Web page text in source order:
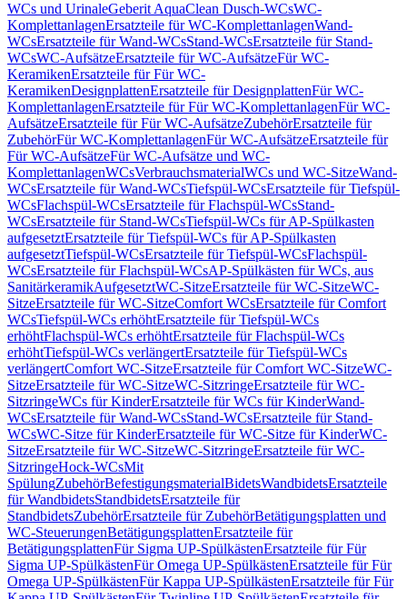
WCs und UrinaleGeberit AquaClean Dusch-WCsWC-
KomplettanlagenErsatzteile für WC-KomplettanlagenWand-
WCsErsatzteile für Wand-WCsStand-WCsErsatzteile für Stand-
WCsWC-AufsätzeErsatzteile für WC-AufsätzeFür WC-
KeramikenErsatzteile für Für WC-
KeramikenDesignplattenErsatzteile für DesignplattenFür WC-
KomplettanlagenErsatzteile für Für WC-KomplettanlagenFür WC-
AufsätzeErsatzteile für Für WC-AufsätzeZubehörErsatzteile für
ZubehörFür WC-KomplettanlagenFür WC-AufsätzeErsatzteile für
Für WC-AufsätzeFür WC-Aufsätze und WC-
KomplettanlagenWCsVerbrauchsmaterialWCs und WC-SitzeWand-
WCsErsatzteile für Wand-WCsTiefspül-WCsErsatzteile für Tiefspül-
WCsFlachspül-WCsErsatzteile für Flachspül-WCsStand-
WCsErsatzteile für Stand-WCsTiefspül-WCs für AP-Spülkasten
aufgesetztErsatzteile für Tiefspül-WCs für AP-Spülkasten
aufgesetztTiefspül-WCsErsatzteile für Tiefspül-WCsFlachspül-
WCsErsatzteile für Flachspül-WCsAP-Spülkästen für WCs, aus
SanitärkeramikAufgesetztWC-SitzeErsatzteile für WC-SitzeWC-
SitzeErsatzteile für WC-SitzeComfort WCsErsatzteile für Comfort
WCsTiefspül-WCs erhöhtErsatzteile für Tiefspül-WCs
erhöhtFlachspül-WCs erhöhtErsatzteile für Flachspül-WCs
erhöhtTiefspül-WCs verlängertErsatzteile für Tiefspül-WCs
verlängertComfort WC-SitzeErsatzteile für Comfort WC-SitzeWC-
SitzeErsatzteile für WC-SitzeWC-SitzringeErsatzteile für WC-
SitzringeWCs für KinderErsatzteile für WCs für KinderWand-
WCsErsatzteile für Wand-WCsStand-WCsErsatzteile für Stand-
WCsWC-Sitze für KinderErsatzteile für WC-Sitze für KinderWC-
SitzeErsatzteile für WC-SitzeWC-SitzringeErsatzteile für WC-
SitzringeHock-WCsMit
SpülungZubehörBefestigungsmaterialBidetsWandbidetsErsatzteile
für WandbidetsStandbidetsErsatzteile für
StandbidetsZubehörErsatzteile für ZubehörBetätigungsplatten und
WC-SteuerungenBetätigungsplattenErsatzteile für
BetätigungsplattenFür Sigma UP-SpülkästenErsatzteile für Für
Sigma UP-SpülkästenFür Omega UP-SpülkästenErsatzteile für Für
Omega UP-SpülkästenFür Kappa UP-SpülkästenErsatzteile für Für